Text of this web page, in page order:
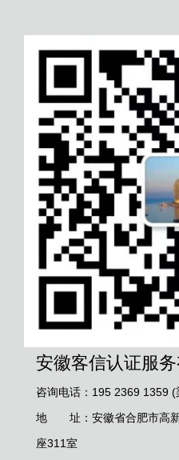
安徽客信认证服务
咨询电话：195 2369 1359 (
地 址：安徽省合肥市高新
座311室